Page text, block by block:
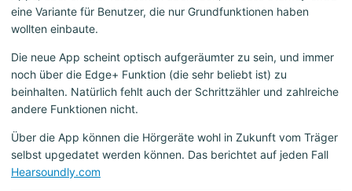
eine Variante für Benutzer, die nur Grundfunktionen haben
wollten einbaute.
Die neue App scheint optisch aufgeräumter zu sein, und immer
noch über die Edge+ Funktion (die sehr beliebt ist) zu
beinhalten. Natürlich fehlt auch der Schrittzähler und zahlreiche
andere Funktionen nicht.
Über die App können die Hörgeräte wohl in Zukunft vom Träger
selbst upgedatet werden können. Das berichtet auf jeden Fall
Hearsoundly.com